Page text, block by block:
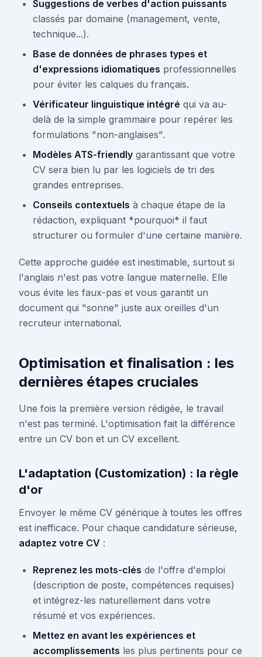
Suggestions de verbes d'action puissants
classés par domaine (management, vente,
technique...).
Base de données de phrases types et
d'expressions idiomatiques professionnelles
pour éviter les calques du français.
Vérificateur linguistique intégré qui va au-
delà de la simple grammaire pour repérer les
formulations "non-anglaises".
Modèles ATS-friendly garantissant que votre
CV sera bien lu par les logiciels de tri des
grandes entreprises.
Conseils contextuels à chaque étape de la
rédaction, expliquant *pourquoi* il faut
structurer ou formuler d'une certaine manière.
Cette approche guidée est inestimable, surtout si
l'anglais n'est pas votre langue maternelle. Elle
vous évite les faux-pas et vous garantit un
document qui "sonne" juste aux oreilles d'un
recruteur international.
Optimisation et finalisation : les
dernières étapes cruciales
Une fois la première version rédigée, le travail
n'est pas terminé. L'optimisation fait la différence
entre un CV bon et un CV excellent.
L'adaptation (Customization) : la règle
d'or
Envoyer le même CV générique à toutes les offres
est inefficace. Pour chaque candidature sérieuse,
adaptez votre CV :
Reprenez les mots-clés de l'offre d'emploi
(description de poste, compétences requises)
et intégrez-les naturellement dans votre
résumé et vos expériences.
Mettez en avant les expériences et
accomplissements les plus pertinents pour ce